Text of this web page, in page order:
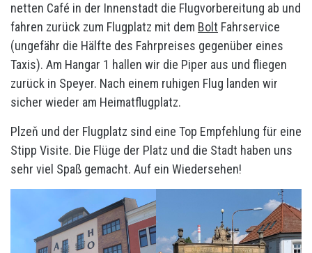
netten Café in der Innenstadt die Flugvorbereitung ab und
fahren zurück zum Flugplatz mit dem Bolt Fahrservice
(ungefähr die Hälfte des Fahrpreises gegenüber eines
Taxis). Am Hangar 1 hallen wir die Piper aus und fliegen
zurück in Speyer. Nach einem ruhigen Flug landen wir
sicher wieder am Heimatflugplatz.
Plzeň und der Flugplatz sind eine Top Empfehlung für eine
Stipp Visite. Die Flüge der Platz und die Stadt haben uns
sehr viel Spaß gemacht. Auf ein Wiedersehen!